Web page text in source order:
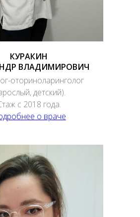
КУРАКИН
ВЛАДИМИРОВИЧ
оториноларинголог
детский).
с 2018 года.
о враче